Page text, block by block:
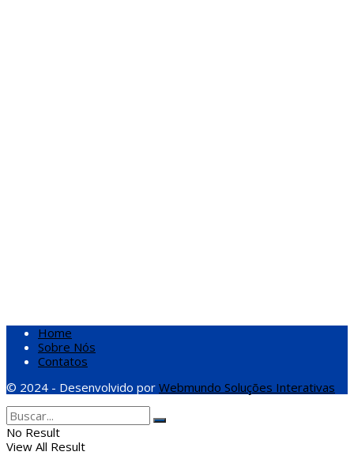
Home
Sobre Nós
Contatos
© 2024 - Desenvolvido por Webmundo Soluções Interativas
No Result
View All Result